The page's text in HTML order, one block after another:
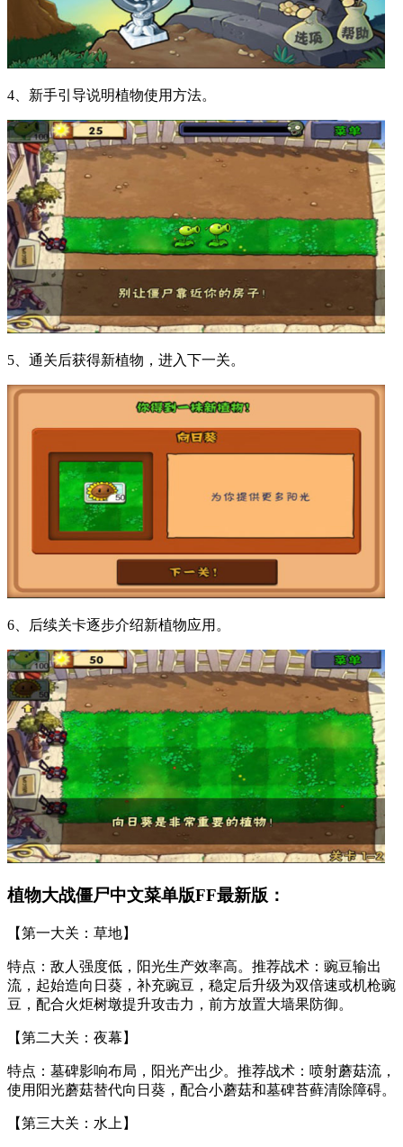
4、新手引导说明植物使用方法。
5、通关后获得新植物，进入下一关。
6、后续关卡逐步介绍新植物应用。
植物大战僵尸中文菜单版FF最新版：
【第一大关：草地】
特点：敌人强度低，阳光生产效率高。推荐战术：豌豆输出
流，起始造向日葵，补充豌豆，稳定后升级为双倍速或机枪豌
豆，配合火炬树墩提升攻击力，前方放置大墙果防御。
【第二大关：夜幕】
特点：墓碑影响布局，阳光产出少。推荐战术：喷射蘑菇流，
使用阳光蘑菇替代向日葵，配合小蘑菇和墓碑苔藓清除障碍。
【第三大关：水上】